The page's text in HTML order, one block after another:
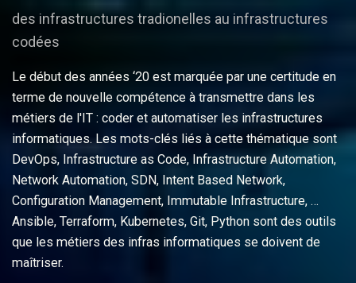
des infrastructures tradionelles au infrastructures
codées
Le début des années ‘20 est marquée par une certitude en
terme de nouvelle compétence à transmettre dans les
métiers de l'IT : coder et automatiser les infrastructures
informatiques. Les mots-clés liés à cette thématique sont
DevOps, Infrastructure as Code, Infrastructure Automation,
Network Automation, SDN, Intent Based Network,
Configuration Management, Immutable Infrastructure, …
Ansible, Terraform, Kubernetes, Git, Python sont des outils
que les métiers des infras informatiques se doivent de
maîtriser.